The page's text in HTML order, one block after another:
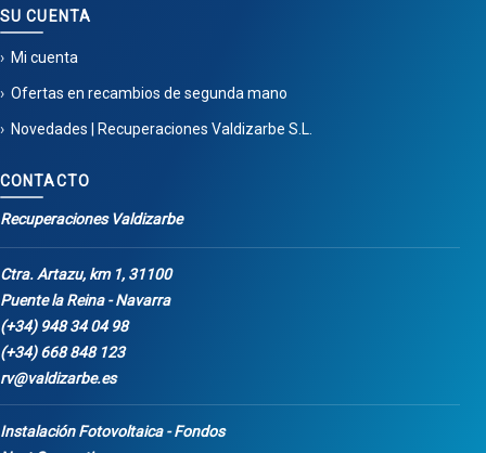
SU CUENTA
Mi cuenta
Ofertas en recambios de segunda mano
Novedades | Recuperaciones Valdizarbe S.L.
CONTACTO
Recuperaciones Valdizarbe
Ctra. Artazu, km 1, 31100
Puente la Reina - Navarra
(+34) 948 34 04 98
(+34) 668 848 123
rv@valdizarbe.es
Instalación Fotovoltaica - Fondos